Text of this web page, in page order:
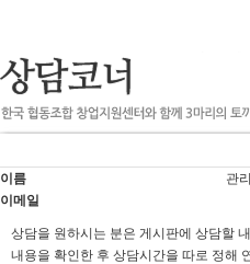
이름
관
이메일
상담을 원하시는 분은 게시판에 상담할
내용을 확인한 후 상담시간을 따로 정해